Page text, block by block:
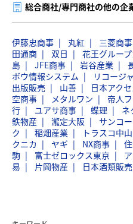
総合商社/専門商社の他の企
伊藤忠商事 丸紅 三菱商事
田通商
双日 花王グルー
島
JFE商事 岩谷産業
ボウ情報システム
リコージ
出版販売
山善 日本アク
空商事
メタルワン 帝人
行
ユアサ商事 蝶理 ネ
鉄物産
瀧定大阪 サンコ
ク
稲畑産業 トラスコ中山
クニカ
ヤギ NX商事
駒
富士ゼロックス東京
易
片岡物産 日本酒類販売